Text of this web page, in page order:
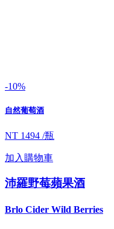
-10%
自然葡萄酒
NT 1494 /瓶
加入購物車
沛羅野莓蘋果酒
Brlo Cider Wild Berries